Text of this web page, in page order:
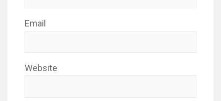
Email
Website